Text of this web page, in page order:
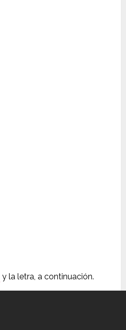
y la letra, a continuación.